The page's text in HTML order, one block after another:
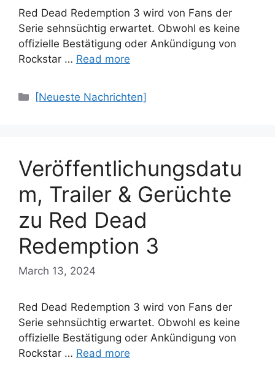
Red Dead Redemption 3 wird von Fans der
Serie sehnsüchtig erwartet. Obwohl es keine
offizielle Bestätigung oder Ankündigung von
Rockstar … Read more
Categories
[Neueste Nachrichten]
Veröffentlichungsdatu
m, Trailer & Gerüchte
zu Red Dead
Redemption 3
March 13, 2024
Red Dead Redemption 3 wird von Fans der
Serie sehnsüchtig erwartet. Obwohl es keine
offizielle Bestätigung oder Ankündigung von
Rockstar … Read more